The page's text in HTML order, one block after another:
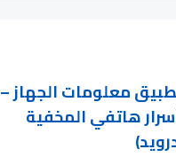
معلومات الجهاز –
هاتفي المخفية